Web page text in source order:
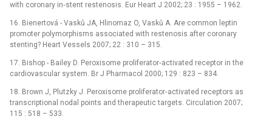
with coronary in‑stent restenosis. Eur Heart J 2002; 23 : 1955 –⁠ 1962.
16. Bienertová -⁠ Vasků JA, Hlinomaz O, Vasků A. Are common leptin
promoter polymorphisms associated with restenosis after coronary
stenting? Heart Vessels 2007; 22 : 310 –⁠ 315.
17. Bishop -⁠ Bailey D. Peroxisome prolifera­tor‑activated receptor in the
cardiovascular system. Br J Pharmacol 2000; 129 : 823 –⁠ 834.
18. Brown J, Plutzky J. Peroxisome prolifera­tor‑activated receptors as
transcriptional nodal points and therapeutic targets. Circulation 2007;
115 : 518 –⁠ 533.